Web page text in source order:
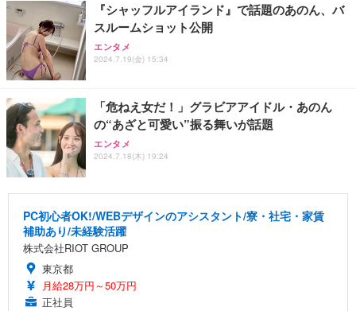
『シャッフルアイランド』で話題のあのん、バ
スルームショット公開
エンタメ
2024.7.19(金) 15:34
「危ねえ女だ！」グラビアアイドル・あのん
の“あざと可愛い”振る舞いが話題
エンタメ
2024.7.18(木) 19:24
PC初心者OK!/WEBデザインのアシスタント/寮・社宅・家賃
補助あり/未経験活躍
株式会社RIOT GROUP
東京都
月給28万円～50万円
正社員